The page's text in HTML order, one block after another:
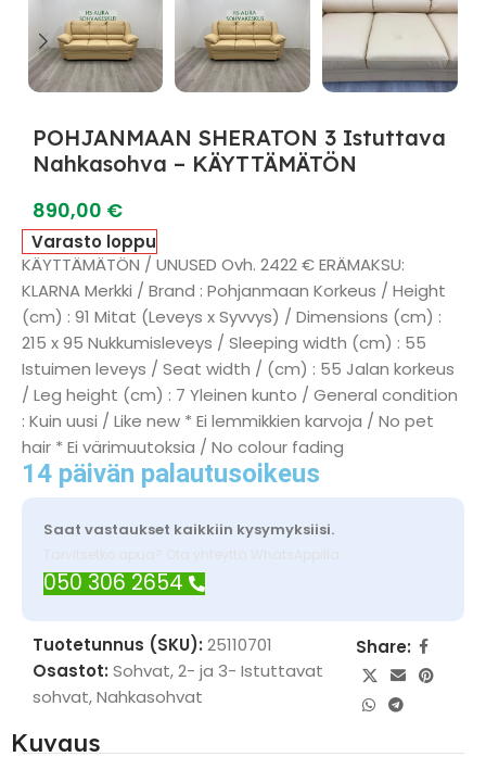
POHJANMAAN SHERATON 3 Istuttava
Nahkasohva – KÄYTTÄMÄTÖN
890,00 €
Varasto loppu
KÄYTTÄMÄTÖN / UNUSED Ovh. 2422 € ERÄMAKSU:
KLARNA Merkki / Brand : Pohjanmaan Korkeus / Height
(cm) : 91 Mitat (Leveys x Syvvys) / Dimensions (cm) :
215 x 95 Nukkumisleveys / Sleeping width (cm) : 55
Istuimen leveys / Seat width / (cm) : 55 Jalan korkeus
/ Leg height (cm) : 7 Yleinen kunto / General condition
: Kuin uusi / Like new * Ei lemmikkien karvoja / No pet
hair * Ei värimuutoksia / No colour fading
14 päivän palautusoikeus
Saat vastaukset kaikkiin kysymyksiisi.
Tarvitsetko apua? Ota yhteyttä WhatsAppilla
050 306 2654
Tuotetunnus (SKU): 25110701
Osastot: Sohvat,2- ja 3- Istuttavat
sohvat,Nahkasohvat
Share:
Kuvaus